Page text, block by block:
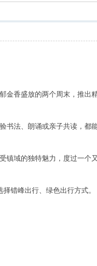
金香盛放的两个周末，推出
书法、朗诵或亲子共读，都
镇域的独特魅力，度过一个
错峰出行、绿色出行方式。